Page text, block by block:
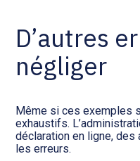
D’autres
négliger
Même si ces exemples
exhaustifs.
déclaration en ligne,
les erreurs.